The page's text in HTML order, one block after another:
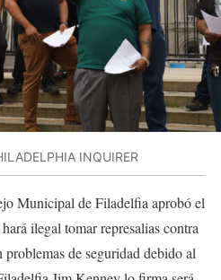
INQUIRER
Municipal de Filadelfia aprobó el
ilegal tomar represalias contra
problemas de seguridad debido al